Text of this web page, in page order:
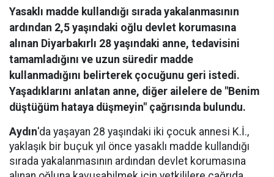
Yasaklı madde kullandığı sırada yakalanmasının
ardından 2,5 yaşındaki oğlu devlet korumasına
alınan Diyarbakırlı 28 yaşındaki anne, tedavisini
tamamladığını ve uzun süredir madde
kullanmadığını belirterek çocuğunu geri istedi.
Yaşadıklarını anlatan anne, diğer ailelere de "Benim
düştüğüm hataya düşmeyin" çağrısında bulundu.
Aydın'da yaşayan 28 yaşındaki iki çocuk annesi K.İ.,
yaklaşık bir buçuk yıl önce yasaklı madde kullandığı
sırada yakalanmasının ardından devlet korumasına